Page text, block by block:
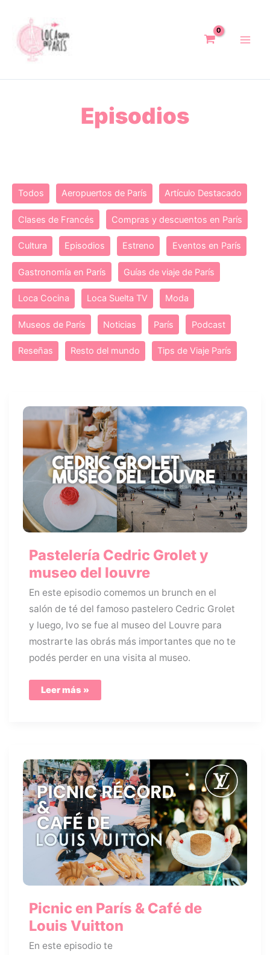
contenido
Episodios
Filter
posts
by
category
Todos Aeropuertos de París Artículo Destacado
Clases de Francés Compras y descuentos en París
Cultura Episodios Estreno Eventos en París
Gastronomía en París Guías de viaje de París
Loca Cocina Loca Suelta TV Moda
Museos de París Noticias París Podcast
Reseñas Resto del mundo Tips de Viaje París
Pastelería Cedric Grolet y
museo del louvre
En este episodio comemos un brunch en el
salón de té del famoso pastelero Cedric Grolet
y luego, Ivo se fue al museo del Louvre para
mostrarte las obrás más importantes que no te
podés perder en una visita al museo.
Pastelería
Cedric
Leer más »
Picnic en París & Café de
Louis Vuitton
En este episodio te